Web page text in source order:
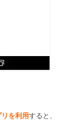
を利用すると、